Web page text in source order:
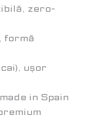
zero-
formă
ușor
in Spain